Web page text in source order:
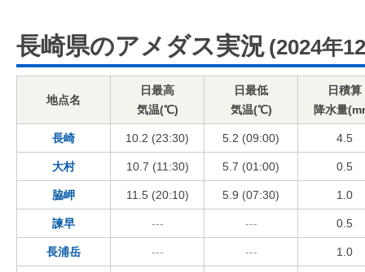
長崎県のアメダス実況 (2024年
地点名
日最高
気温(℃)
日最低
気温(℃)
日積算
降水量
長崎 10.2 (23:30) 5.2 (09:00) 4.5
大村 10.7 (11:30) 5.7 (01:00) 0.5
脇岬 11.5 (20:10) 5.9 (07:30) 1.0
諫早 --- --- 0.5
長浦岳 --- --- 1.0